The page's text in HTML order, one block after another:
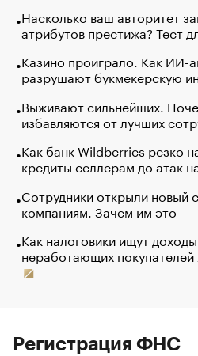
Насколько ваш авторитет
атрибутов престижа? Тест
Казино проиграло. Как ИИ-
разрушают букмекерскую
Выживают сильнейших.
избавляются от лучших
Как банк Wildberries резко
кредиты селлерам до атак
Сотрудники открыли новый
компаниям. Зачем им это
Как налоговики ищут доходы
неработающих покупателей
Регистрация ФНС